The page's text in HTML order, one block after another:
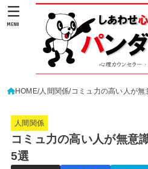
MENU
HOME 人間関係 コミュ力の高い人が無
人間関係
コミュ力の高い人が無意
5選